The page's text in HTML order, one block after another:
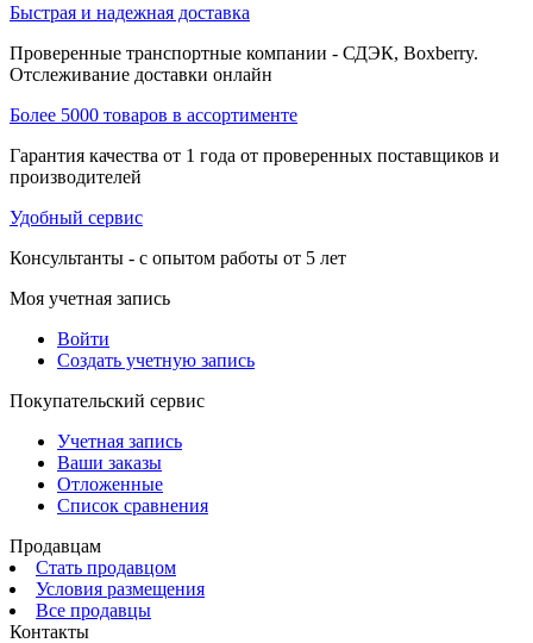
Быстрая и надежная доставка
Проверенные транспортные компании - СДЭК, Boxberry.
Отслеживание доставки онлайн
Более 5000 товаров в ассортименте
Гарантия качества от 1 года от проверенных поставщиков и
производителей
Удобный сервис
Консультанты - с опытом работы от 5 лет
Моя учетная запись
Войти
Создать учетную запись
Покупательский сервис
Учетная запись
Ваши заказы
Отложенные
Список сравнения
Продавцам
Стать продавцом
Условия размещения
Все продавцы
Контакты